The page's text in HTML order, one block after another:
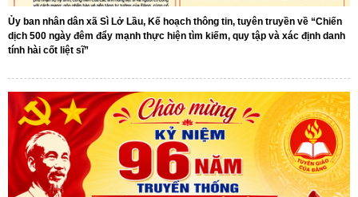
Ủy ban nhân dân xã Sì Lở Lầu, Kế hoạch thông tin, tuyên truyền về “Chiến
dịch 500 ngày đêm đẩy mạnh thực hiện tìm kiếm, quy tập và xác định danh
tính hài cốt liệt sĩ”